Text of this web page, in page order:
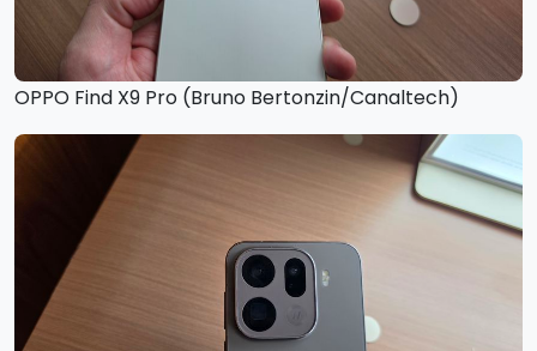
OPPO Find X9 Pro (Bruno Bertonzin/Canaltech)